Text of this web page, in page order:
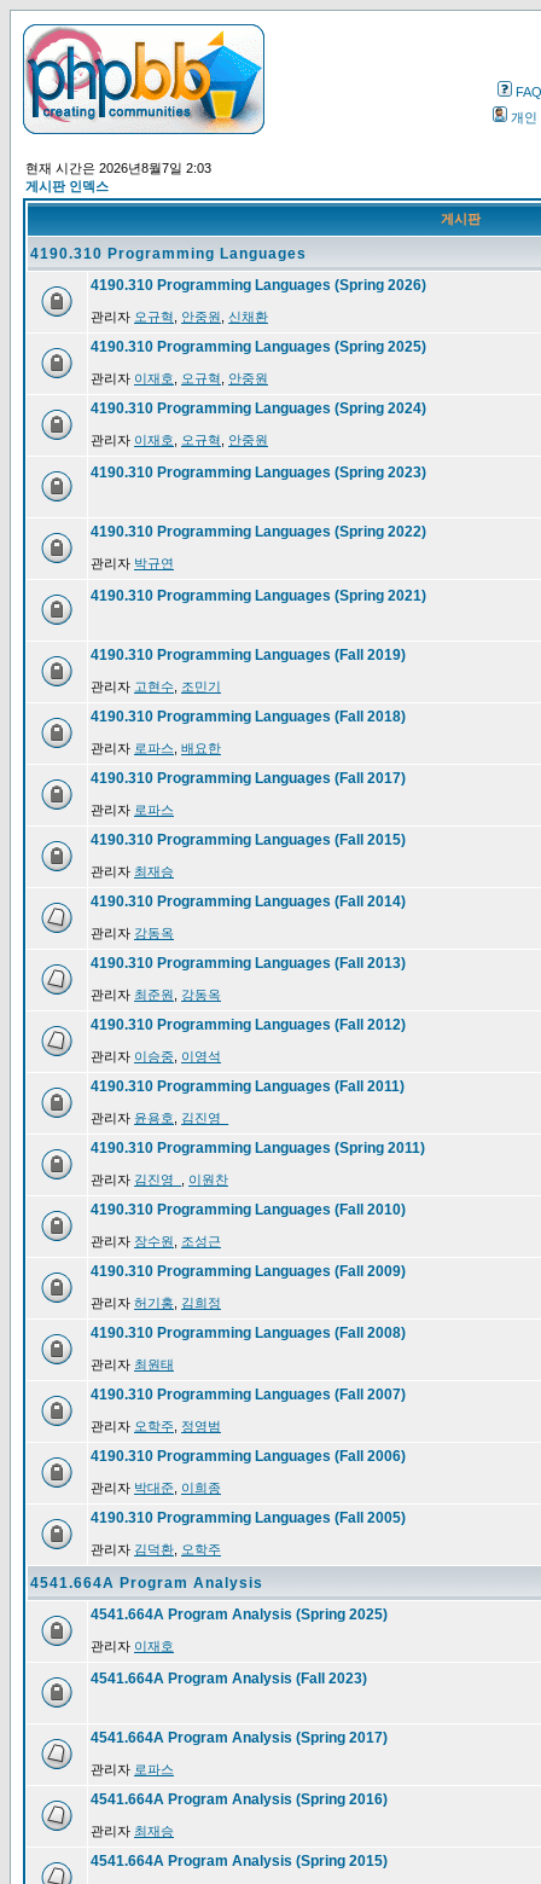
FAQ
개인
현재 시간은 2026년8월7일 2:03
게시판 인덱스
게시판
4190.310 Programming Languages
4190.310 Programming Languages (Spring 2026)
관리자 오규혁 안중원 신채환
4190.310 Programming Languages (Spring 2025)
관리자 이재호 오규혁 안중원
4190.310 Programming Languages (Spring 2024)
관리자 이재호 오규혁 안중원
4190.310 Programming Languages (Spring 2023)
4190.310 Programming Languages (Spring 2022)
관리자 박규연
4190.310 Programming Languages (Spring 2021)
4190.310 Programming Languages (Fall 2019)
관리자 고현수 조민기
4190.310 Programming Languages (Fall 2018)
관리자 로파스 배요한
4190.310 Programming Languages (Fall 2017)
관리자 로파스
4190.310 Programming Languages (Fall 2015)
관리자 최재승
4190.310 Programming Languages (Fall 2014)
관리자 강동옥
4190.310 Programming Languages (Fall 2013)
관리자 최준원 강동옥
4190.310 Programming Languages (Fall 2012)
관리자 이승중 이영석
4190.310 Programming Languages (Fall 2011)
관리자 윤용호 김진영_
4190.310 Programming Languages (Spring 2011)
관리자 김진영_ 이원찬
4190.310 Programming Languages (Fall 2010)
관리자 장수원 조성근
4190.310 Programming Languages (Fall 2009)
관리자 허기홍 김희정
4190.310 Programming Languages (Fall 2008)
관리자 최원태
4190.310 Programming Languages (Fall 2007)
관리자 오학주 정영범
4190.310 Programming Languages (Fall 2006)
관리자 박대준 이희종
4190.310 Programming Languages (Fall 2005)
관리자 김덕환 오학주
4541.664A Program Analysis
4541.664A Program Analysis (Spring 2025)
관리자 이재호
4541.664A Program Analysis (Fall 2023)
4541.664A Program Analysis (Spring 2017)
관리자 로파스
4541.664A Program Analysis (Spring 2016)
관리자 최재승
4541.664A Program Analysis (Spring 2015)